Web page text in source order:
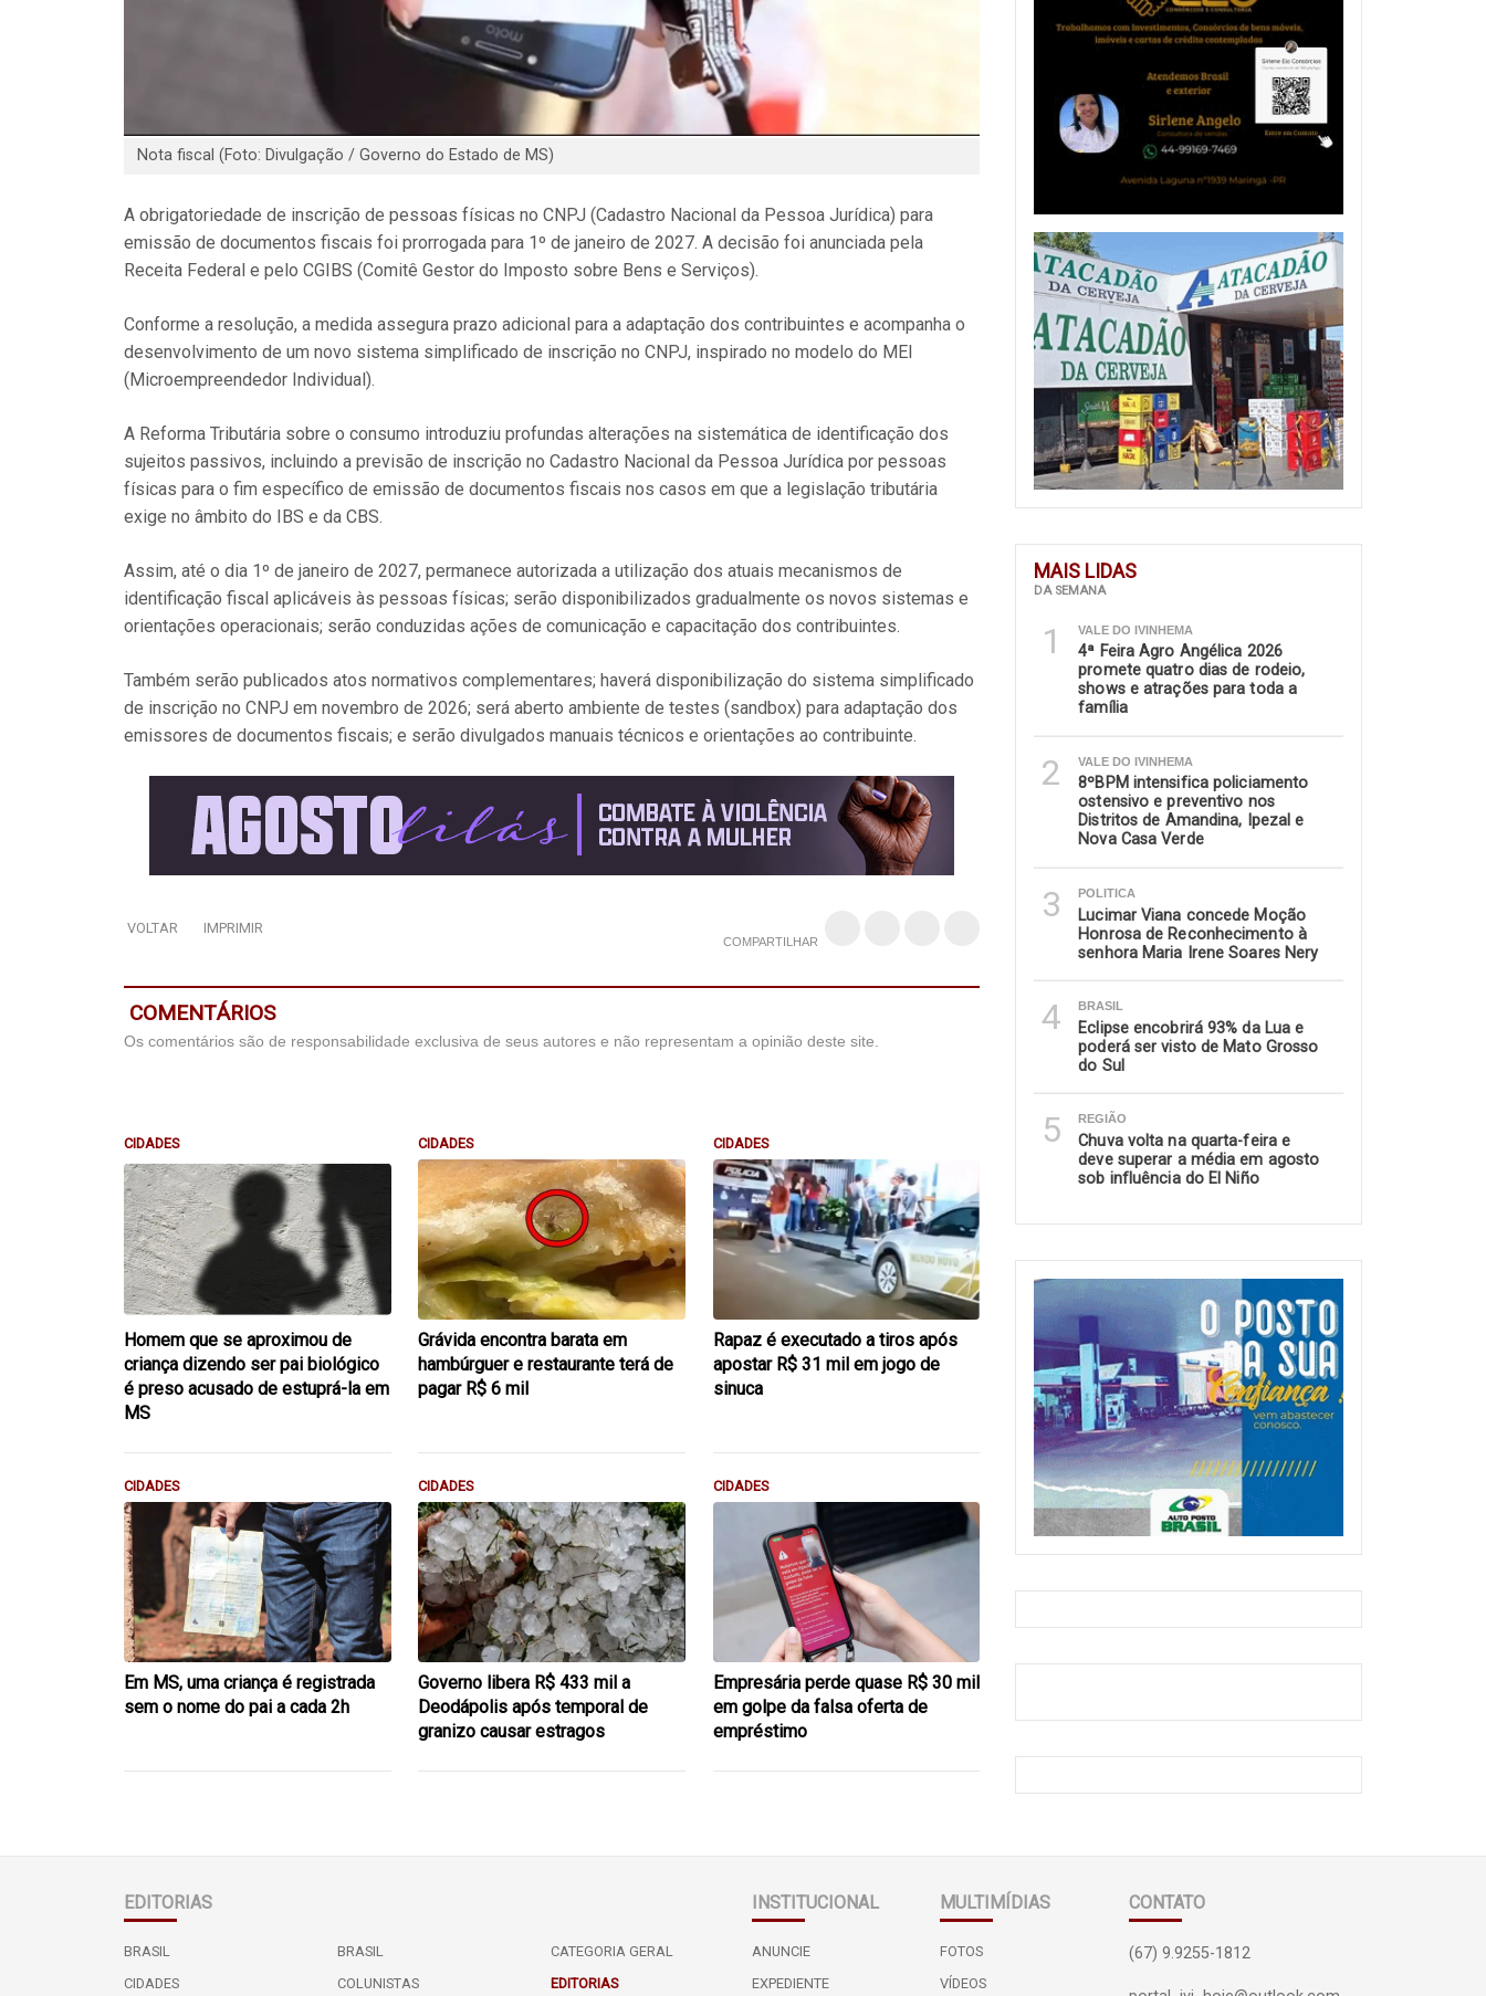
MAIS LIDAS
DA SEMANA
1 VALE DO IVINHEMA
4ª Feira Agro Angélica 2026
promete quatro dias de rodeio,
shows e atrações para toda a
família
2 VALE DO IVINHEMA
8ºBPM intensifica policiamento
ostensivo e preventivo nos
Distritos de Amandina, Ipezal e
Nova Casa Verde
3 POLITICA
Lucimar Viana concede Moção
Honrosa de Reconhecimento à
senhora Maria Irene Soares Nery
4 BRASIL
Eclipse encobrirá 93% da Lua e
poderá ser visto de Mato Grosso
do Sul
5 REGIÃO
Chuva volta na quarta-feira e
deve superar a média em agosto
sob influência do El Niño
Nota fiscal (Foto: Divulgação / Governo do Estado de MS)
A obrigatoriedade de inscrição de pessoas físicas no CNPJ (Cadastro Nacional da Pessoa Jurídica) para
emissão de documentos fiscais foi prorrogada para 1º de janeiro de 2027. A decisão foi anunciada pela
Receita Federal e pelo CGIBS (Comitê Gestor do Imposto sobre Bens e Serviços).
Conforme a resolução, a medida assegura prazo adicional para a adaptação dos contribuintes e acompanha o
desenvolvimento de um novo sistema simplificado de inscrição no CNPJ, inspirado no modelo do MEI
(Microempreendedor Individual).
A Reforma Tributária sobre o consumo introduziu profundas alterações na sistemática de identificação dos
sujeitos passivos, incluindo a previsão de inscrição no Cadastro Nacional da Pessoa Jurídica por pessoas
físicas para o fim específico de emissão de documentos fiscais nos casos em que a legislação tributária
exige no âmbito do IBS e da CBS.
Assim, até o dia 1º de janeiro de 2027, permanece autorizada a utilização dos atuais mecanismos de
identificação fiscal aplicáveis às pessoas físicas; serão disponibilizados gradualmente os novos sistemas e
orientações operacionais; serão conduzidas ações de comunicação e capacitação dos contribuintes.
Também serão publicados atos normativos complementares; haverá disponibilização do sistema simplificado
de inscrição no CNPJ em novembro de 2026; será aberto ambiente de testes (sandbox) para adaptação dos
emissores de documentos fiscais; e serão divulgados manuais técnicos e orientações ao contribuinte.
VOLTAR IMPRIMIR
COMPARTILHAR
COMENTÁRIOS
Os comentários são de responsabilidade exclusiva de seus autores e não representam a opinião deste site.
CIDADES
Homem que se aproximou de
criança dizendo ser pai biológico
é preso acusado de estuprá-la em
MS
CIDADES
Grávida encontra barata em
hambúrguer e restaurante terá de
pagar R$ 6 mil
CIDADES
Rapaz é executado a tiros após
apostar R$ 31 mil em jogo de
sinuca
CIDADES
Em MS, uma criança é registrada
sem o nome do pai a cada 2h
CIDADES
Governo libera R$ 433 mil a
Deodápolis após temporal de
granizo causar estragos
CIDADES
Empresária perde quase R$ 30 mil
em golpe da falsa oferta de
empréstimo
EDITORIAS
BRASIL BRASIL
CATEGORIA GERAL
CIDADES
COLUNISTAS EDITORIAS
INSTITUCIONAL
ANUNCIE
EXPEDIENTE
MULTIMÍDIAS
FOTOS
VÍDEOS
CONTATO
(67) 9.9255-1812